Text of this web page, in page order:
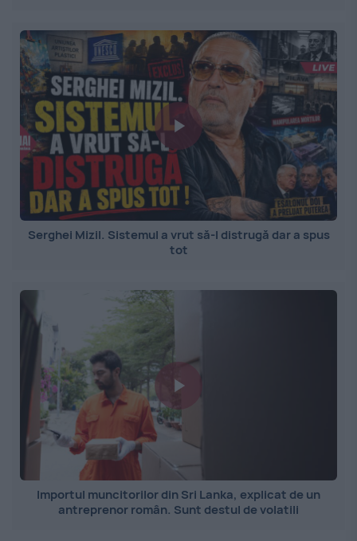
Serghei Mizil. Sistemul a vrut să-l distrugă dar a spus
tot
Importul muncitorilor din Sri Lanka, explicat de un
antreprenor român. Sunt destul de volatili